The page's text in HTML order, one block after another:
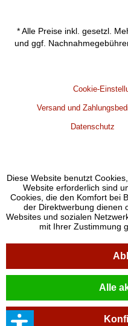
* Alle Preise inkl. gesetzl.
und ggf.
Cookie-
Versand und
Datenschutz
Diese Website benutzt
Website erforderlich sind
Cookies, die den Komfort bei
der Direktwerbung dienen
Websites und sozialen
mit Ihrer Zustimmung
Alle